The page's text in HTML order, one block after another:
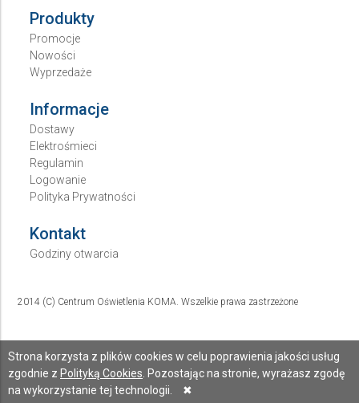
Strona korzysta z plików cookies w celu poprawienia jakości usług
zgodnie z Polityką Cookies . Pozostając na stronie, wyrażasz zgodę
na wykorzystanie tej technologii.
✖
Produkty
Promocje
Nowości
Wyprzedaże
Informacje
Dostawy
Elektrośmieci
Regulamin
Logowanie
Polityka Prywatności
Kontakt
Godziny otwarcia
2014 (C) Centrum Oświetlenia KOMA. Wszelkie prawa zastrzeżone